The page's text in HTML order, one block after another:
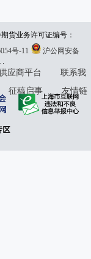
货业务许可证编号：
举报邮箱：
号-11
沪公网安备
:4000300059/952500
应商平台
联系我
征稿启事
友情链